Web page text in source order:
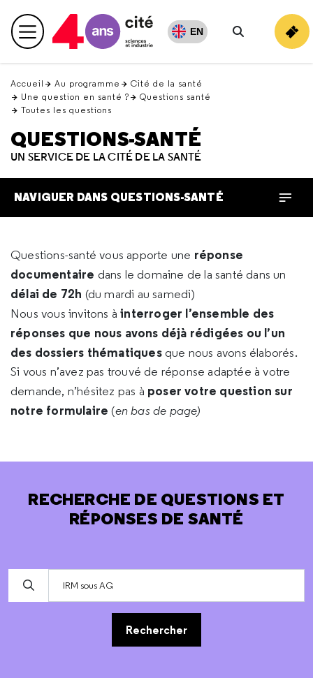
en
haut Menu principal EN
Rechercher
Accueil Au programme
Cité de la santé
Une question en santé ?
Questions santé
Toutes les questions
QUESTIONS-SANTÉ
UN SERVICE DE LA CITÉ DE LA SANTÉ
NAVIGUER DANS QUESTIONS-SANTÉ
Questions-santé vous apporte une réponse
documentaire dans le domaine de la santé dans un
délai de 72h (du mardi au samedi)
Nous vous invitons àinterroger l’ensemble des
réponses que nous avons déjà rédigées ou l’un
des dossiers thématiques que nous avons élaborés.
Si vous n’avez pas trouvé de réponse adaptée à votre
demande, n’hésitez pas à poser votre question sur
notre formulaire (en bas de page)
RECHERCHE DE QUESTIONS ET
RÉPONSES DE SANTÉ
Rechercher